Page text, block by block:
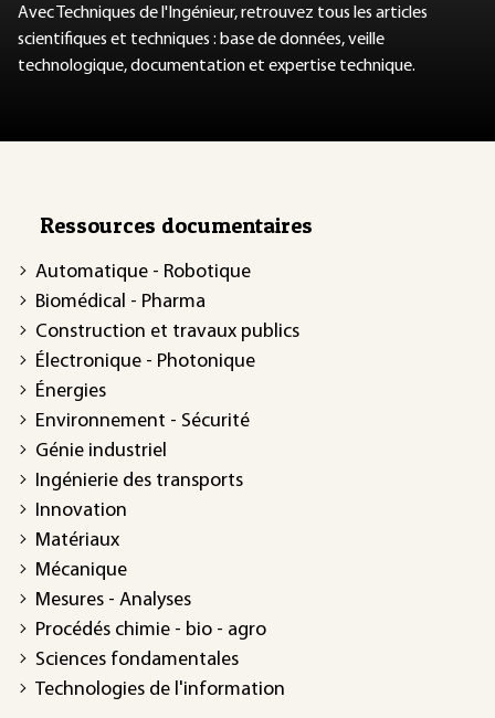
Avec Techniques de l'Ingénieur, retrouvez tous les articles
scientifiques et techniques : base de données, veille
technologique, documentation et expertise technique.
Ressources documentaires
Automatique - Robotique
Biomédical - Pharma
Construction et travaux publics
Électronique - Photonique
Énergies
Environnement - Sécurité
Génie industriel
Ingénierie des transports
Innovation
Matériaux
Mécanique
Mesures - Analyses
Procédés chimie - bio - agro
Sciences fondamentales
Technologies de l'information